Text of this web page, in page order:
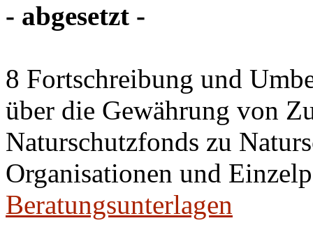
- abgesetzt -
8 Fortschreibung und
über die Gewährung von
Naturschutzfonds zu
Organisationen und
Beratungsunterlagen